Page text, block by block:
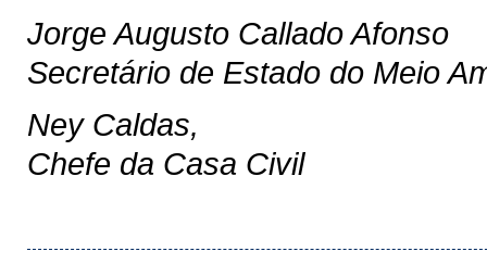
Jorge Augusto Callado Afonso
Secretário de Estado do Meio
Ney Caldas,
Chefe da Casa Civil